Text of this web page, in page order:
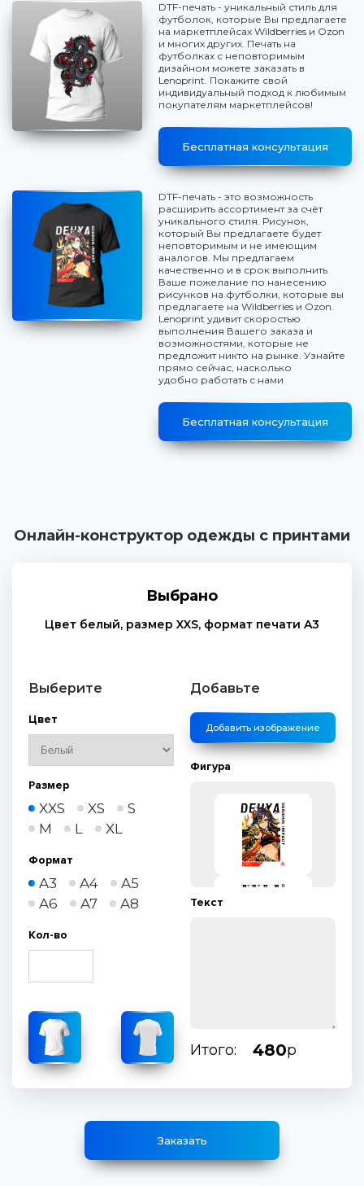
DTF-печать - уникальный стиль для
футболок, которые Вы предлагаете
на маркетплейсах Wildberries и Ozon
и многих других. Печать на
футболках с неповторимым
дизайном можете заказать в
Lenoprint. Покажите свой
индивидуальный подход к любимым
покупателям маркетплейсов!
Бесплатная консультация
DTF-печать - это возможность
расширить ассортимент за счёт
уникального стиля. Рисунок,
который Вы предлагаете будет
неповторимым и не имеющим
аналогов. Мы предлагаем
качественно и в срок выполнить
Ваше пожелание по нанесению
рисунков на футболки, которые вы
предлагаете на Wildberries и Ozon.
Lenoprint удивит скоростью
выполнения Вашего заказа и
возможностями, которые не
предложит никто на рынке. Узнайте
прямо сейчас, насколько
удобно работать с нами
Бесплатная консультация
Онлайн-конструктор одежды с принтами
Выбрано
Цвет белый, размер XXS, формат печати A3
Выберите
Цвет
Размер
XXS XS
S
M
L XL
Формат
A3 A4
A5
A6
A7 A8
Кол-во
Добавьте
Добавить изображение
Фигура
Текст
Итого: 480р